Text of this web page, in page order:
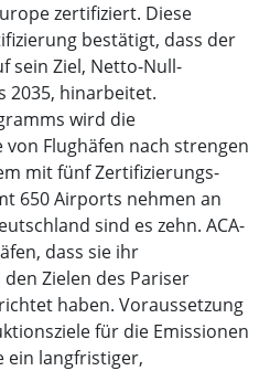
zertifiziert. Diese
bestätigt, dass der
sein Ziel, Netto-Null-
2035, hinarbeitet.
wird die
Flughäfen nach strengen
mit fünf Zertifizierungs-
650 Airports nehmen an
sind es zehn. ACA-
dass sie ihr
den Zielen des Pariser
haben. Voraussetzung
für die Emissionen
ein langfristiger,